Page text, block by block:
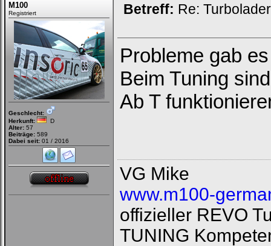
M100
Registriert
Geschlecht:
Herkunft:
D
Alter: 57
Beiträge: 589
Dabei seit: 01 / 2016
Betreff: Re:
Probleme gab
Beim Tuning
Ab T
VG Mike
www.m100-
offizieller REVO
TUNING